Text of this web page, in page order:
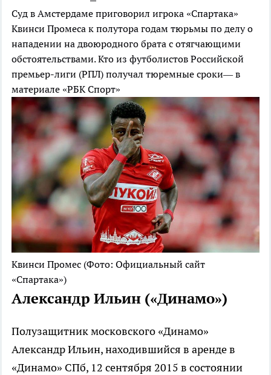
Суд в Амстердаме приговорил игрока «Спартака»
Квинси Промеса к полутора годам тюрьмы по делу о
нападении на двоюродного брата с отягчающими
обстоятельствами. Кто из футболистов Российской
премьер-лиги (РПЛ) получал тюремные сроки— в
материале «РБК Спорт»
Квинси Промес (Фото: Официальный сайт
«Спартака»)
Александр Ильин («Динамо»)
Полузащитник московского «Динамо»
Александр Ильин, находившийся в аренде в
«Динамо» СПб, 12 сентября 2015 в состоянии